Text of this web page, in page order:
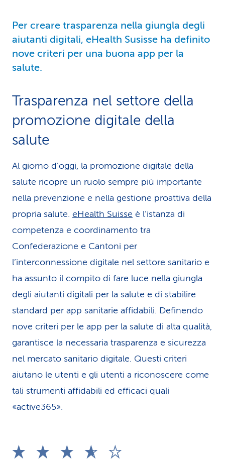
Per creare trasparenza nella giungla degli
aiutanti digitali, eHealth Susisse ha definito
nove criteri per una buona app per la
salute.
Trasparenza nel settore della
promozione digitale della
salute
Al giorno d’oggi, la promozione digitale della
salute ricopre un ruolo sempre più importante
nella prevenzione e nella gestione proattiva della
propria salute. eHealth Suisse è l’istanza di
competenza e coordinamento tra
Confederazione e Cantoni per
l’interconnessione digitale nel settore sanitario e
ha assunto il compito di fare luce nella giungla
degli aiutanti digitali per la salute e di stabilire
standard per app sanitarie affidabili. Definendo
nove criteri per le app per la salute di alta qualità,
garantisce la necessaria trasparenza e sicurezza
nel mercato sanitario digitale. Questi criteri
aiutano le utenti e gli utenti a riconoscere come
tali strumenti affidabili ed efficaci quali
«active365».